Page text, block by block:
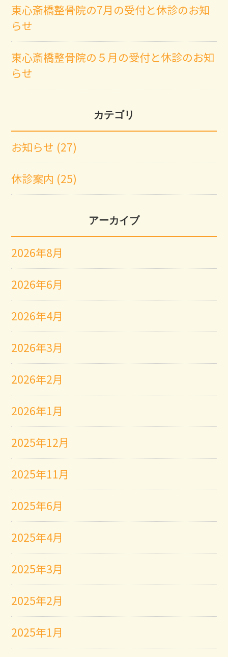
東心斎橋整骨院の7月の受付と休診のお知
らせ
東心斎橋整骨院の５月の受付と休診のお知
らせ
カテゴリ
お知らせ (27)
休診案内 (25)
アーカイブ
2026年8月
2026年6月
2026年4月
2026年3月
2026年2月
2026年1月
2025年12月
2025年11月
2025年6月
2025年4月
2025年3月
2025年2月
2025年1月